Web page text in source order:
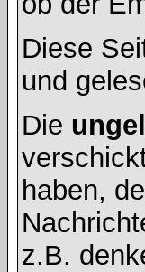
Diese
und
Die
haben,
z.B.